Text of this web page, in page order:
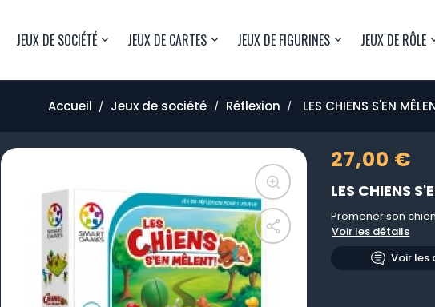
JEUX DE SOCIÉTÉ JEUX DE CARTES JEUX DE FIGURINES JEUX DE RÔLE
Accueil Jeux de société Réflexion LES CHIENS S'EN
27,00 €
LES CHIENS
Promener son
Voir les détails
Voir les